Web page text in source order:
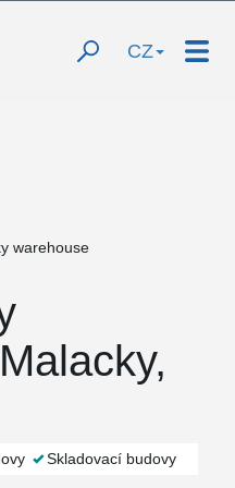
CZ
warehouse
Skladovací budovy